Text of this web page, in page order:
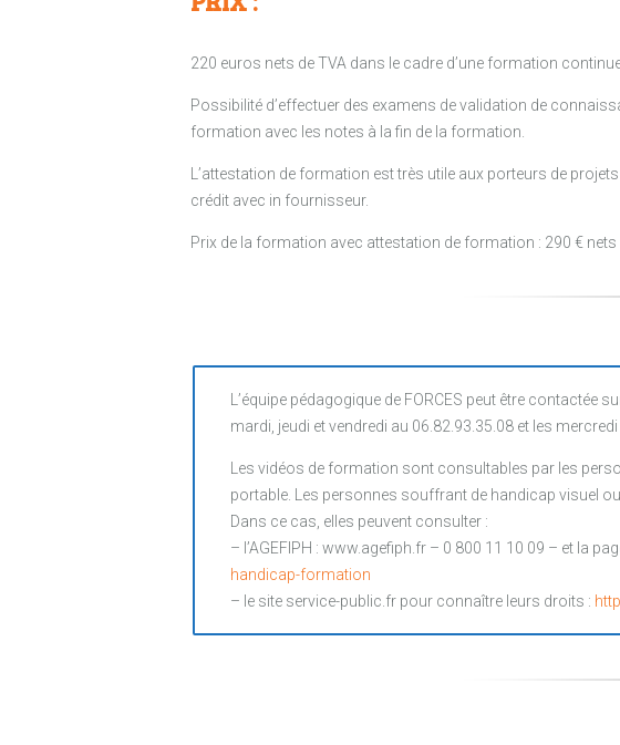
220 euros nets de TVA dans le cadre d’une formation
Possibilité d’effectuer des examens de validation de
formation avec les notes à la fin de la formation.
L’attestation de formation est très utile aux porteurs de
crédit avec in fournisseur.
Prix de la formation avec attestation de formation : 290 €
L’équipe pédagogique de FORCES peut être
mardi, jeudi et vendredi au 06.82.93.35.08 et les
Les vidéos de formation sont consultables par les
portable. Les personnes souffrant de handicap visuel
Dans ce cas, elles peuvent consulter :
– l’AGEFIPH : www.agefiph.fr – 0 800 11 10 09 – et la
handicap-formation
– le site service-public.fr pour connaître leurs droits :